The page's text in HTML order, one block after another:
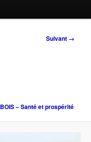
Suivant →
BOIS – Santé et prospérité